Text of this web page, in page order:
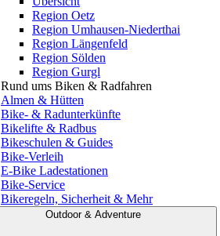
Region Oetz
Region Umhausen-Niederthai
Region Längenfeld
Region Sölden
Region Gurgl
Rund ums Biken & Radfahren
Almen & Hütten
Bike- & Radunterkünfte
Bikelifte & Radbus
Bikeschulen & Guides
Bike-Verleih
E-Bike Ladestationen
Bike-Service
Bikeregeln, Sicherheit & Mehr
Outdoor & Adventure